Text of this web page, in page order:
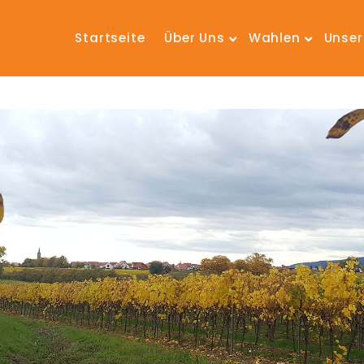
Startseite Über Uns Wahlen